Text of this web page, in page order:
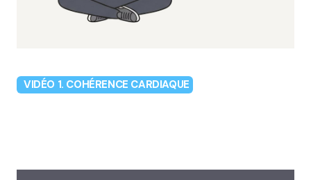
VIDÉO 1. COHÉRENCE CARDIAQUE